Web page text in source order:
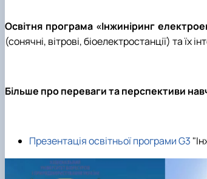
Освітня програма «Інжиніринг
(сонячні, вітрові, біоелектростанції) та їх
Більше про переваги та перспективи
Презентація освітньої програми G3